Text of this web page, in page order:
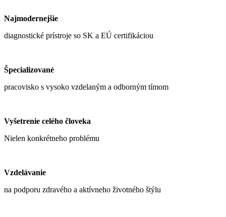
Najmodernejšie
diagnostické prístroje so SK a EÚ certifikáciou
Špecializované
pracovisko s vysoko vzdelaným a odborným tímom
Vyšetrenie celého človeka
Nielen konkrétneho problému
Vzdelávanie
na podporu zdravého a aktívneho životného štýlu